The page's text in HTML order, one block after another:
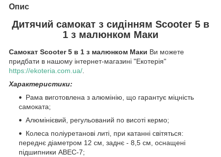
Опис
Дитячий самокат з сидінням Scooter 5 в
1 з малюнком Маки
Самокат Scooter 5 в 1 з малюнком Маки Ви можете
придбати в нашому інтернет-магазині "Екотерія"
https://ekoteria.com.ua/.
Характеристики:
Рама виготовлена з алюмінію, що гарантує міцність
самоката;
Алюмінієвий, регульований по висоті кермо;
Колеса поліуретанові литі, при катанні світяться:
переднє діаметром 12 см, заднє - 8,5 см, оснащені
підшипники ABEC-7;